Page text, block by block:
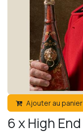
Ajouter au panier
6 x High